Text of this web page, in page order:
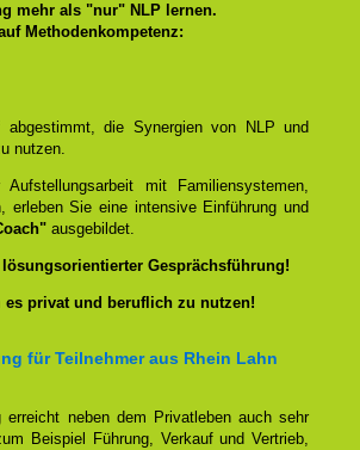
mehr als "nur" NLP lernen.
Methodenkompetenz:
abgestimmt, die Synergien von NLP und
nutzen.
mit Familiensystemen,
erleben Sie eine intensive Einführung und
ausgebildet.
Gesprächsführung!
es privat und beruflich zu nutzen!
für Teilnehmer aus Rhein Lahn
erreicht neben dem Privatleben auch sehr
Beispiel Führung, Verkauf und Vertrieb,